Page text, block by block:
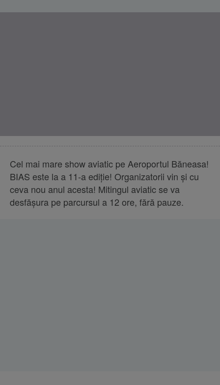
Cel mai mare show aviatic pe Aeroportul Băneasa!
BIAS este la a 11-a ediţie! Organizatorii vin şi cu
ceva nou anul acesta! Mitingul aviatic se va
desfăşura pe parcursul a 12 ore, fără pauze.